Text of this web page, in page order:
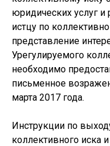
юридических услуг и
истцу по
представление
Урегулируемого
необходимо
письменное
марта 2017 года.
Инструкции по
коллективного иска